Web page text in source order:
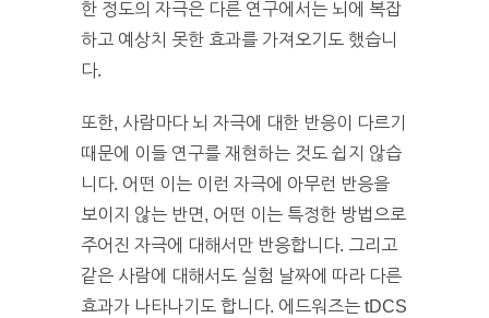
한 정도의 자극은 다른 연구에서는 뇌에 복잡
하고 예상치 못한 효과를 가져오기도 했습니
다.
또한, 사람마다 뇌 자극에 대한 반응이 다르기
때문에 이들 연구를 재현하는 것도 쉽지 않습
니다. 어떤 이는 이런 자극에 아무런 반응을
보이지 않는 반면, 어떤 이는 특정한 방법으로
주어진 자극에 대해서만 반응합니다. 그리고
같은 사람에 대해서도 실험 날짜에 따라 다른
효과가 나타나기도 합니다. 에드워즈는 tDCS